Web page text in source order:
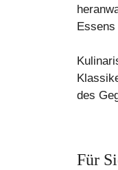
Essens
des
Für